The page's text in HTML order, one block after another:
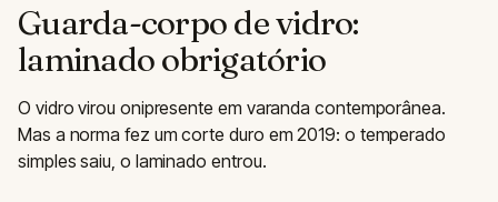
Guarda-corpo de vidro:
laminado obrigatório
O vidro virou onipresente em varanda contemporânea.
Mas a norma fez um corte duro em 2019: o temperado
simples saiu, o laminado entrou.